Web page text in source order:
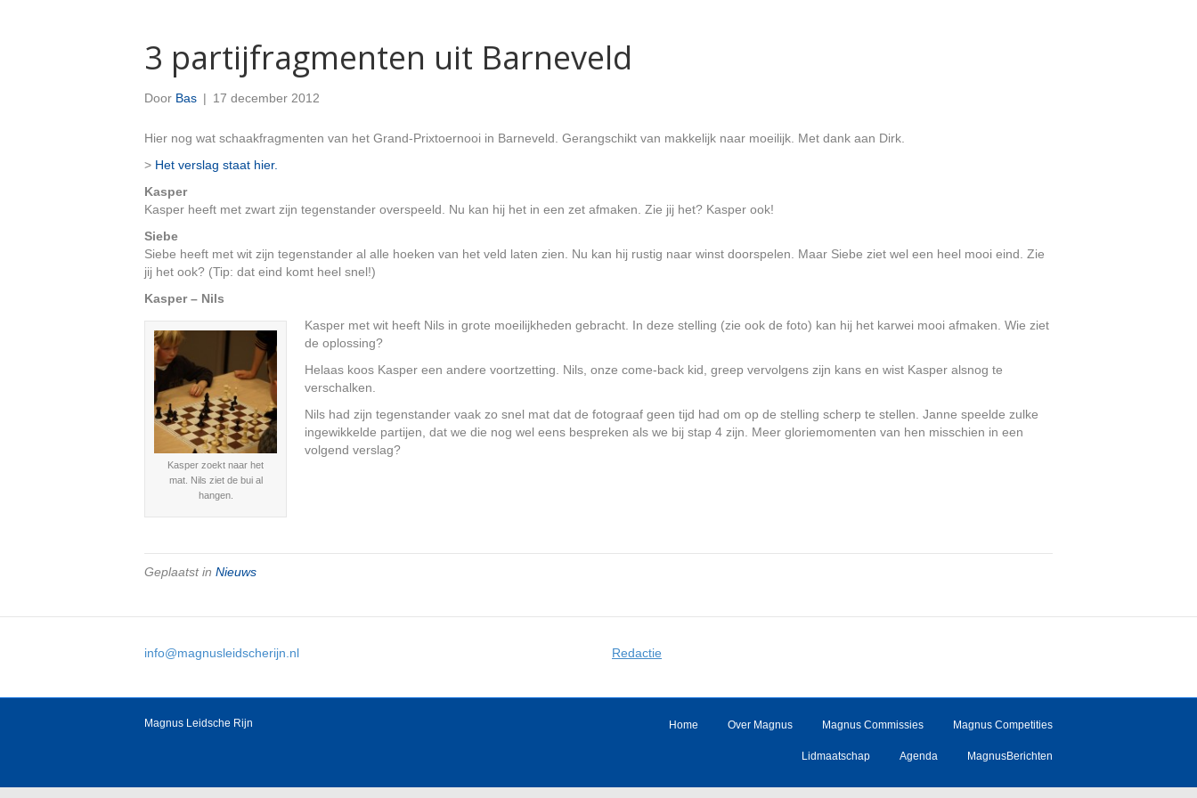
3 partijfragmenten uit Barneveld
Door Bas | 17 december 2012
Hier nog wat schaakfragmenten van het Grand-Prixtoernooi in Barneveld. Gerangschikt van makkelijk naar moeilijk. Met dank aan Dirk.
> Het verslag staat hier.
Kasper
Kasper heeft met zwart zijn tegenstander overspeeld. Nu kan hij het in een zet afmaken. Zie jij het? Kasper ook!
Siebe
Siebe heeft met wit zijn tegenstander al alle hoeken van het veld laten zien. Nu kan hij rustig naar winst doorspelen. Maar Siebe ziet wel een heel mooi eind. Zie
jij het ook? (Tip: dat eind komt heel snel!)
Kasper – Nils
Kasper zoekt naar het
mat. Nils ziet de bui al
hangen.
Kasper met wit heeft Nils in grote moeilijkheden gebracht. In deze stelling (zie ook de foto) kan hij het karwei mooi afmaken. Wie ziet
de oplossing?
Helaas koos Kasper een andere voortzetting. Nils, onze come-back kid, greep vervolgens zijn kans en wist Kasper alsnog te
verschalken.
Nils had zijn tegenstander vaak zo snel mat dat de fotograaf geen tijd had om op de stelling scherp te stellen. Janne speelde zulke
ingewikkelde partijen, dat we die nog wel eens bespreken als we bij stap 4 zijn. Meer gloriemomenten van hen misschien in een
volgend verslag?
Geplaatst in Nieuws
info@magnusleidscherijn.nl Redactie
Magnus Leidsche Rijn Home Over Magnus Magnus Commissies Magnus Competities
Lidmaatschap Agenda MagnusBerichten